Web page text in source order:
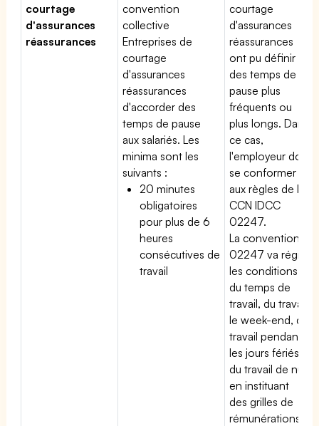
courtage
d'assurances
réassurances
convention
collective
Entreprises de
courtage
d'assurances
réassurances
d'accorder des
temps de pause
aux salariés. Les
minima sont les
suivants :
20 minutes
obligatoires
pour plus de 6
heures
consécutives de
travail
courtage
d'assurances
réassurances
ont pu définir
des temps de
pause plus
fréquents ou
plus longs. Dans
ce cas,
l'employeur doit
se conformer
aux règles de la
CCN IDCC
02247.
La convention
02247 va régir
les conditions
du temps de
travail, du travail
le week-end, du
travail pendant
les jours fériés,
du travail de nuit
en instituant
des grilles de
rémunérations